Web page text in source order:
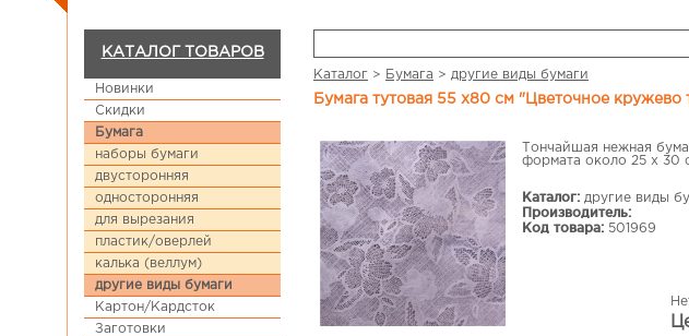
КАТАЛОГ ТОВАРОВ
Новинки
Скидки
Бумага
наборы бумаги
двусторонняя
односторонняя
для вырезания
пластик/оверлей
калька (веллум)
другие виды бумаги
Картон/Кардсток
Заготовки
Каталог > Бумага > другие виды бумаги
Бумага тутовая 55 х80 см "Цветочное кружево
Тончайшая нежная
формата около 25 х 30
Каталог: другие виды
Производитель:
Код товара: 501969